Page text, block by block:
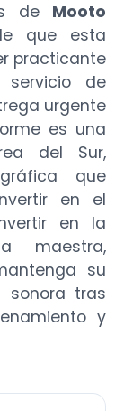
de Mooto
que esta
practicante
de
urgente
es una
del Sur,
que
en el
en la
maestra,
su
sonora tras
y